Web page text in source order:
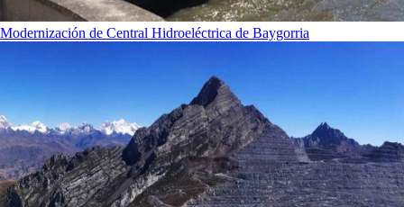
Modernización de Central Hidroeléctrica de Baygorria